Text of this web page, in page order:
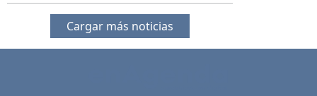
Cargar más noticias